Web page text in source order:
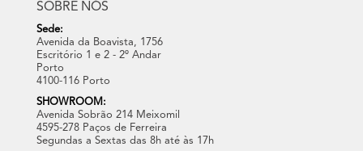
SOBRE NÓS
Sede:
Avenida da Boavista, 1756
Escritório 1 e 2 - 2º Andar
Porto
4100-116 Porto
SHOWROOM:
Avenida Sobrão 214 Meixomil
4595-278 Paços de Ferreira
Segundas a Sextas das 8h até às 17h